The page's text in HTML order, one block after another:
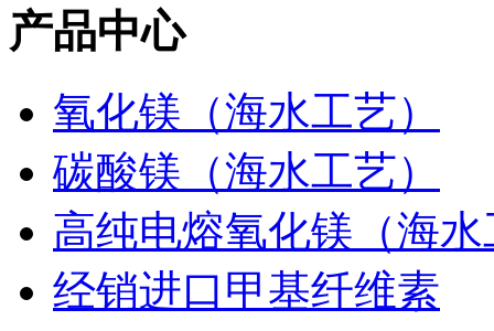
产品中心
氧化镁（海水工艺）
碳酸镁（海水工艺）
高纯电熔氧化镁（海
经销进口甲基纤维素